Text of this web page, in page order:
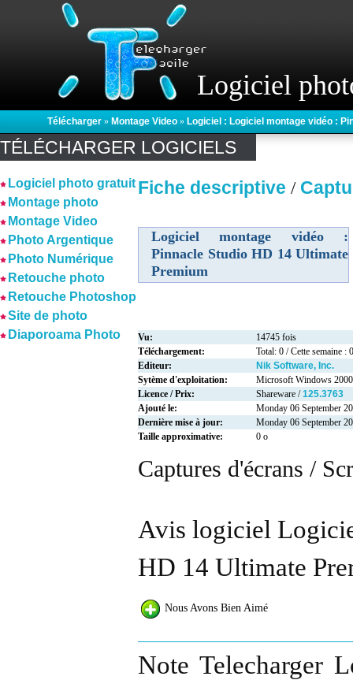
Logiciel
Télécharger » Montage Video » Logiciel : Logiciel montage vidéo :
TÉLÉCHARGER LOGICIELS
Logiciel photo gratuit
Montage photo
Montage Video
Photo Argentique
Photo Numérique
Retouche photo
Retouche Photoshop
Site de photo
Diaporoama Photo
Fiche descriptive /
Logiciel montage vidéo :
Pinnacle Studio HD 14 Ultimate
Premium
Vu:
14745 fois
Téléchargement:
Total: 0 / Cette semaine : 0
Editeur:
Nik Software, Inc.
Sytème d'exploitation:
Microsoft Windows
Licence / Prix:
Shareware /125.3763
Ajouté le:
Monday 06 September
Dernière mise à jour:
Monday 06 September
Taille approximative:
0 o
Captures d'écrans /
Avis logiciel
HD 14 Ultimate
Nous Avons Bien Aimé
Note Telecharger